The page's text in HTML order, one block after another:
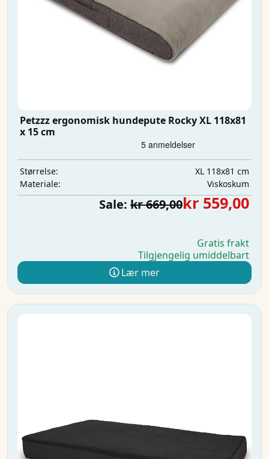
Petzzz ergonomisk hundepute Rocky XL 118x81
x 15 cm
Størrelse:
XL 118x81 cm
Materiale:
Viskoskum
Sale: kr 669,00kr 559,00
Gratis frakt
Tilgjengelig umiddelbart
Lær mer